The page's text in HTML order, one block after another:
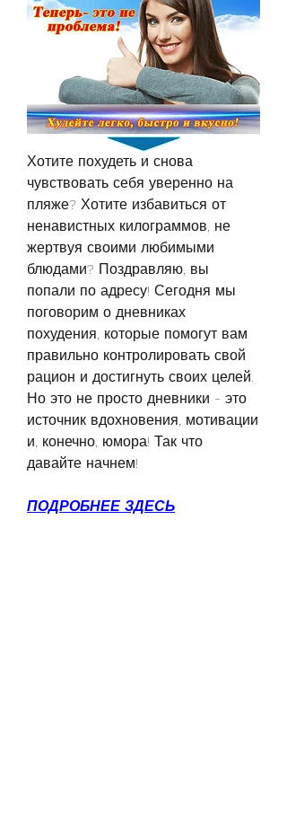
Хотите похудеть и снова
чувствовать себя уверенно на
пляже? Хотите избавиться от
ненавистных килограммов, не
жертвуя своими любимыми
блюдами? Поздравляю, вы
попали по адресу! Сегодня мы
поговорим о дневниках
похудения, которые помогут вам
правильно контролировать свой
рацион и достигнуть своих целей.
Но это не просто дневники - это
источник вдохновения, мотивации
и, конечно, юмора! Так что
давайте начнем!
ПОДРОБНЕЕ ЗДЕСЬ